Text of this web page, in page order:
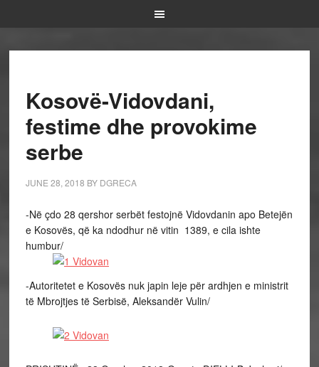
Kosovë-Vidovdani,
festime dhe provokime
serbe
JUNE 28, 2018 BY DGRECA
-Në çdo 28 qershor serbët festojnë Vidovdanin apo Betejën
e Kosovës, që ka ndodhur në vitin 1389, e cila ishte
humbur/
-Autoritetet e Kosovës nuk japin leje për ardhjen e ministrit
të Mbrojtjes të Serbisë, Aleksandër Vulin/